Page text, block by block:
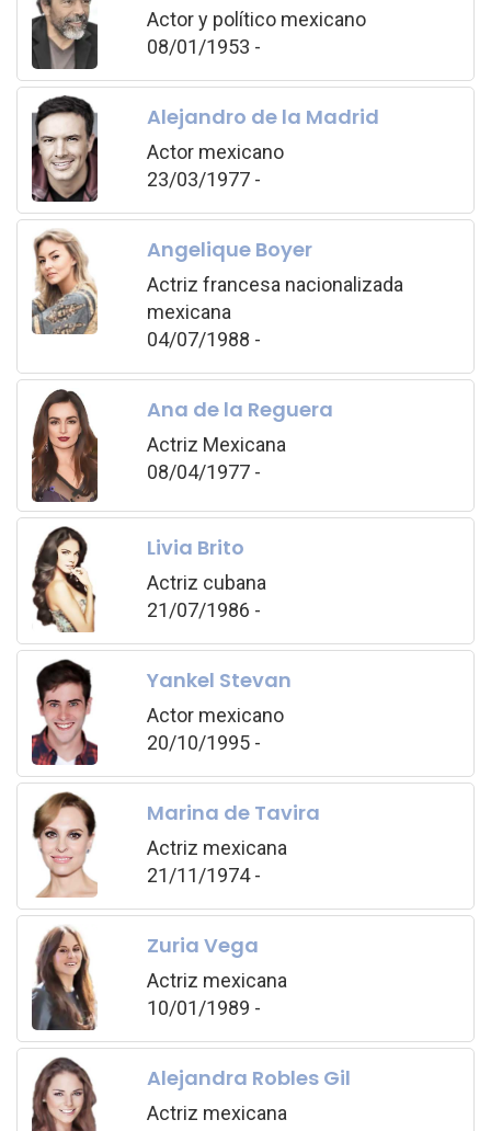
Actor y político mexicano
08/01/1953 -
Alejandro de la Madrid
Actor mexicano
23/03/1977 -
Angelique Boyer
Actriz francesa nacionalizada
mexicana
04/07/1988 -
Ana de la Reguera
Actriz Mexicana
08/04/1977 -
Livia Brito
Actriz cubana
21/07/1986 -
Yankel Stevan
Actor mexicano
20/10/1995 -
Marina de Tavira
Actriz mexicana
21/11/1974 -
Zuria Vega
Actriz mexicana
10/01/1989 -
Alejandra Robles Gil
Actriz mexicana